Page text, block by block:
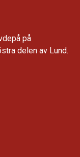
på
delen av Lund.